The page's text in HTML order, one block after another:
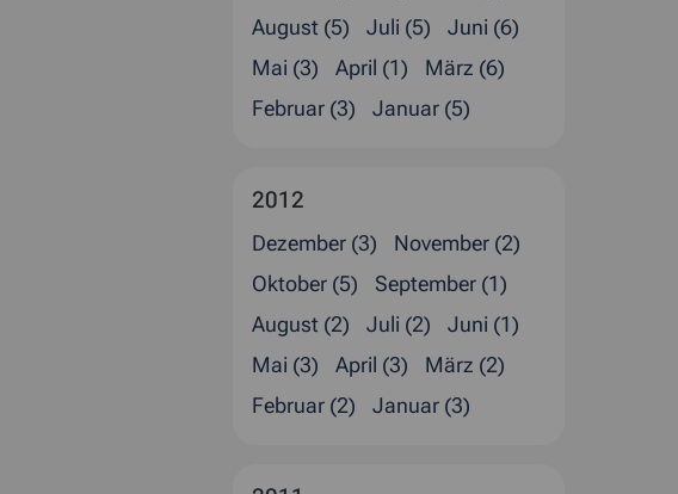
August (5)
Juli (5)
Juni (6)
Mai (3)
April (1)
März (6)
Februar (3)
Januar (5)
2012
Dezember (3)
November (2)
Oktober (5)
September (1)
August (2)
Juli (2)
Juni (1)
Mai (3)
April (3)
März (2)
Februar (2)
Januar (3)